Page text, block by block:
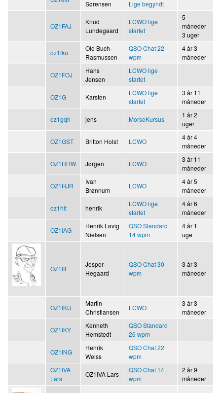
Sørensen Lige begyndt
OZ1FAJ
Knud
Lundegaard
LCWO lige
startet
5
måneder
3 uger
oz1fku
Ole Buch-
Rasmussen
QSO Chat 22
wpm
4 år 3
måneder
OZ1FOJ
Hans
Jensen
LCWO lige
startet
OZ1G Karsten
LCWO lige
startet
3 år 11
måneder
oz1gqh jens MorseKursus
1 år 2
uger
OZ1GST Britton Holst LCWO
4 år 4
måneder
OZ1HHW Jørgen LCWO
3 år 11
måneder
OZ1HJR
Ivan
Brønnum
LCWO
4 år 5
måneder
oz1hlt henrik
LCWO lige
startet
4 år 6
måneder
OZ1IAG
Henrik Løvig
Nielsen
QSO Standard
14 wpm
4 år 1
uge
OZ1III
Jesper
Hegaard
QSO Chat 30
wpm
3 år 3
måneder
OZ1IKU
Martin
Christiansen
LCWO
3 år 3
måneder
OZ1IKY
Kenneth
Hemstedt
QSO Standard
26 wpm
OZ1ING
Henrik
Weiss
QSO Chat 22
wpm
OZ1IVA
Lars
OZ1IVA Lars
QSO Chat 14
wpm
2 år 9
måneder